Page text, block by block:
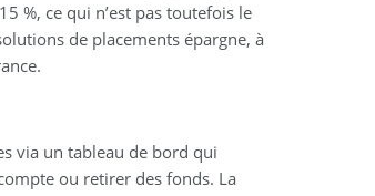
%, ce qui n’est pas toutefois le
de placements épargne, à
via un tableau de bord qui
ou retirer des fonds. La